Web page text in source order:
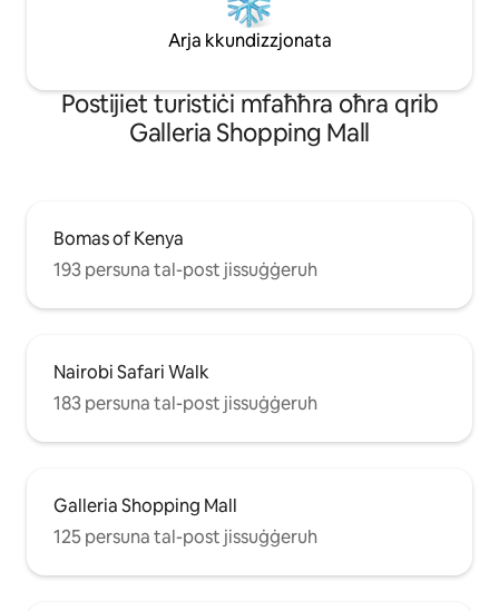
Arja kkundizzjonata
Роѕtіјіеt turіѕtіċі mfаħħrа оħrа qrіb
Galleria Shopping Mall
Bomas of Kenya
193 persuna tal-post jissuġġeruh
Nairobi Safari Walk
183 persuna tal-post jissuġġeruh
Galleria Shopping Mall
125 persuna tal-post jissuġġeruh